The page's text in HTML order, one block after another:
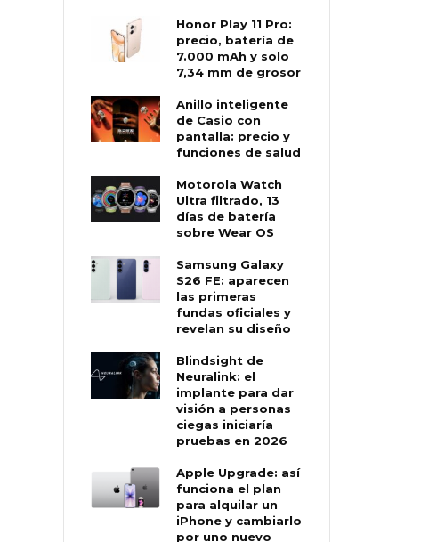
Honor Play 11 Pro:
precio, batería de
7.000 mAh y solo
7,34 mm de grosor
Anillo inteligente
de Casio con
pantalla: precio y
funciones de salud
Motorola Watch
Ultra filtrado, 13
días de batería
sobre Wear OS
Samsung Galaxy
S26 FE: aparecen
las primeras
fundas oficiales y
revelan su diseño
Blindsight de
Neuralink: el
implante para dar
visión a personas
ciegas iniciaría
pruebas en 2026
Apple Upgrade: así
funciona el plan
para alquilar un
iPhone y cambiarlo
por uno nuevo